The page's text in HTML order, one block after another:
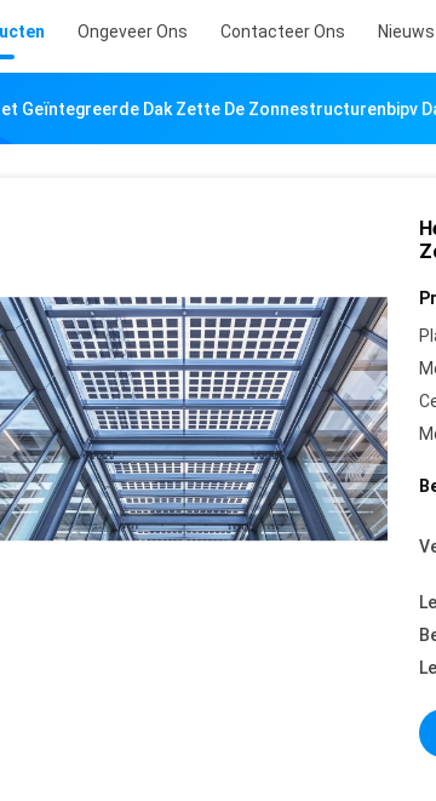
Ongeveer Ons Contacteer Ons Nieuws
Geïntegreerde Dak Zette De Zonnestructurenbipv